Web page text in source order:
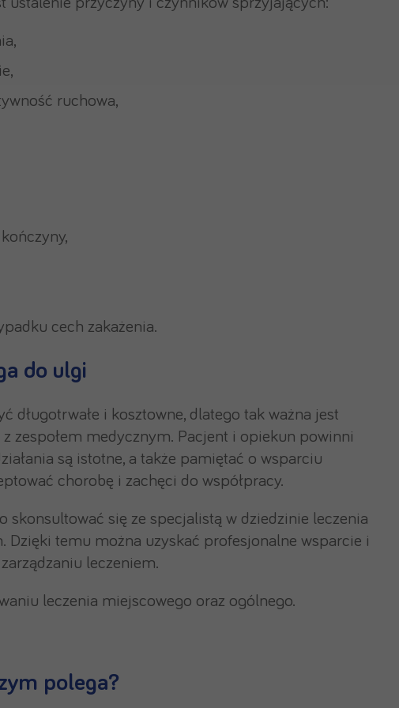
ruchowa,
cech zakażenia.
do ulgi
długotrwałe i kosztowne, dlatego tak ważna jest
zespołem medycznym. Pacjent i opiekun powinni
są istotne, a także pamiętać o wsparciu
chorobę i zachęci do współpracy.
skonsultować się ze specjalistą w dziedzinie leczenia
Dzięki temu można uzyskać profesjonalne wsparcie i
leczeniem.
leczenia miejscowego oraz ogólnego.
polega?